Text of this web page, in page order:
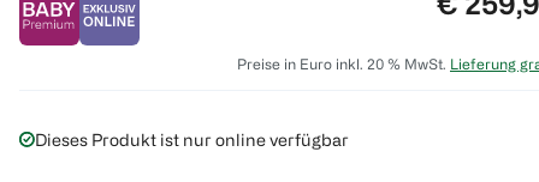
Preise in Euro inkl. 20 % MwSt. Lieferung
Dieses Produkt ist nur online verfügbar